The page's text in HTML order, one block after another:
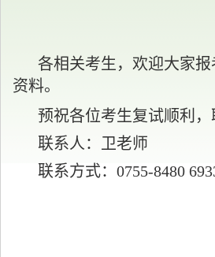
各相关考生，欢迎大家
资料。
预祝各位考生复试顺利，
联系人：卫老师
联系方式： 0755-8480